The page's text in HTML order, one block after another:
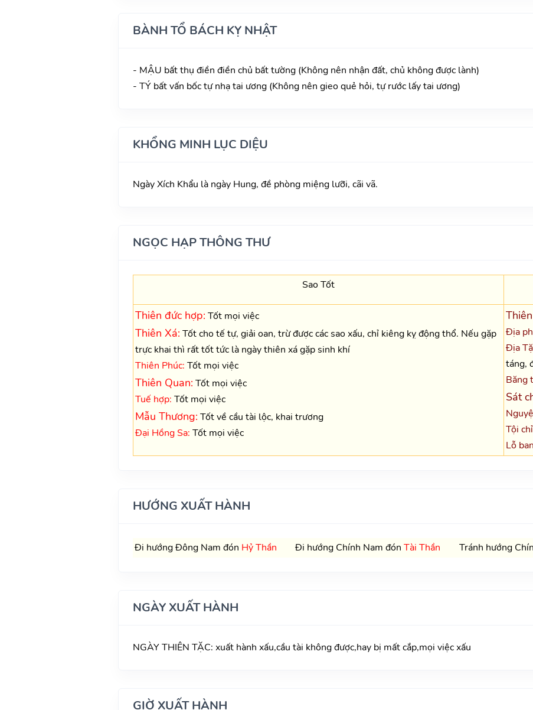
BÀNH TỔ BÁCH KỴ NHẬT
- MẬU bất thụ điền điền chủ bất tường (Không nên nhận đất, chủ không được lành)
- TÝ bất vấn bốc tự nhạ tai ương (Không nên gieo quẻ hỏi, tự rước lấy tai ương)
KHỔNG MINH LỤC DIỆU
Ngày Xích Khẩu là ngày Hung, đề phòng miệng lưỡi, cãi vã.
NGỌC HẠP THÔNG THƯ
Sao Tốt
Thiên đức hợp: Tốt mọi việc
Thiên Xá: Tốt cho tế tự, giải oan, trừ được các sao xấu, chỉ kiêng kỵ động thổ. Nếu gặp
trực khai thì rất tốt tức là ngày thiên xá gặp sinh khí
Thiên Phúc: Tốt mọi việc
Thiên Quan: Tốt mọi việc
Tuế hợp: Tốt mọi việc
Mẫu Thương: Tốt về cầu tài lộc, khai trương
Đại Hồng Sa: Tốt mọi việc
Địa
Địa
táng,
Băng
Sát
Tội
Lỗ
HƯỚNG XUẤT HÀNH
Đi hướng Đông Nam đón Hỷ Thần Đi hướng Chính Nam đón Tài Thần Tránh hướng
NGÀY XUẤT HÀNH
NGÀY THIÊN TẶC: xuất hành xấu,cầu tài không được,hay bị mất cắp,mọi việc xấu
GIỜ XUẤT HÀNH